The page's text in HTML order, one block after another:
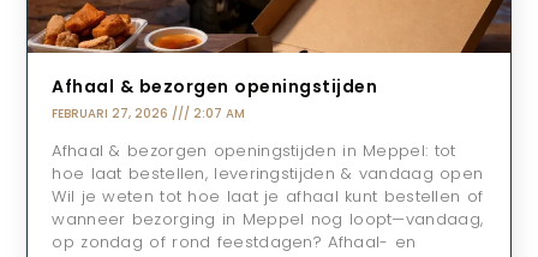
Afhaal & bezorgen openingstijden
FEBRUARI 27, 2026 2:07 AM
Afhaal & bezorgen openingstijden in Meppel: tot
hoe laat bestellen, leveringstijden & vandaag open
Wil je weten tot hoe laat je afhaal kunt bestellen of
wanneer bezorging in Meppel nog loopt—vandaag,
op zondag of rond feestdagen? Afhaal- en